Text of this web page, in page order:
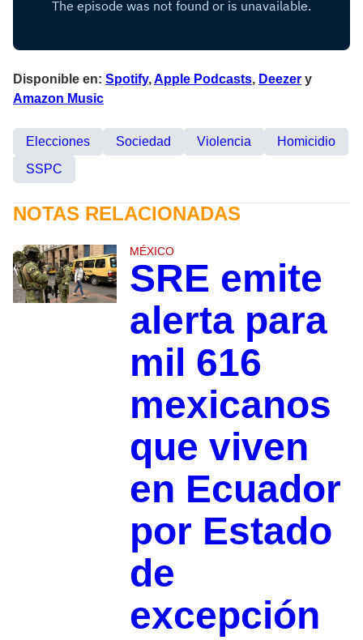
Disponible en: Spotify,Apple Podcasts, Deezer y
Amazon Music
Elecciones Sociedad Violencia
Homicidio
SSPC
NOTAS RELACIONADAS
MÉXICO
SRE emite
alerta para
mil 616
mexicanos
que viven
en Ecuador
por Estado
de
excepción